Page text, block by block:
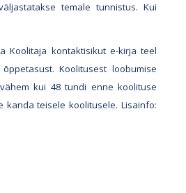
temale tunnistus. Kui
Koolitaja kontaktisikut e-kirja teel
Koolitusest loobumise
kui 48 tundi enne koolituse
teisele koolitusele. Lisainfo: